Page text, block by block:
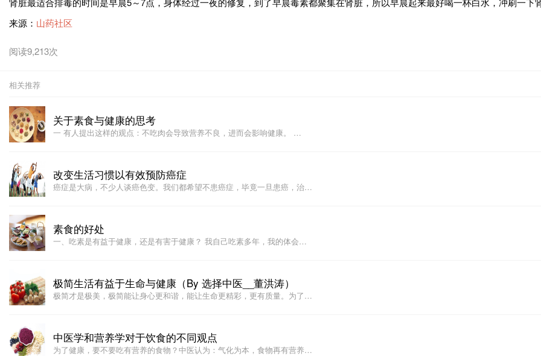
来源： 山药社区
阅读9,213次
相关推荐
关于素食与健康的思考
一 有人提出这样的观点：不吃肉会导致营养不良，进而会影响健康。 …
改变生活习惯以有效预防癌症
癌症是大病，不少人谈癌色变。我们都希望不患癌症，毕竟一旦患癌，治…
素食的好处
一、吃素是有益于健康，还是有害于健康？ 我自己吃素多年，我的体会…
极简生活有益于生命与健康（By 选择中医__董洪涛）
极简才是极美，极简能让身心更和谐，能让生命更精彩，更有质量。为了…
中医学和营养学对于饮食的不同观点
为了健康，要不要吃有营养的食物？中医认为：气化为本，食物再有营养…